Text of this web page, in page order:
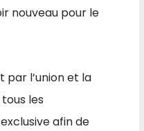
nouveau pour le
par l’union et la
les
afin de